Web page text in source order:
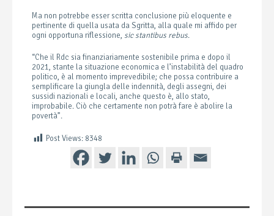
Ma non potrebbe esser scritta conclusione più eloquente e
pertinente di quella usata da Sgritta, alla quale mi affido per
ogni opportuna riflessione,sic stantibus rebus.
“Che il Rdc sia finanziariamente sostenibile prima e dopo il
2021, stante la situazione economica e l’instabilità del quadro
politico, è al momento imprevedibile; che possa contribuire a
semplificare la giungla delle indennità, degli assegni, dei
sussidi nazionali e locali, anche questo è, allo stato,
improbabile. Ciò che certamente non potrà fare è abolire la
povertà”.
Post Views: 8348